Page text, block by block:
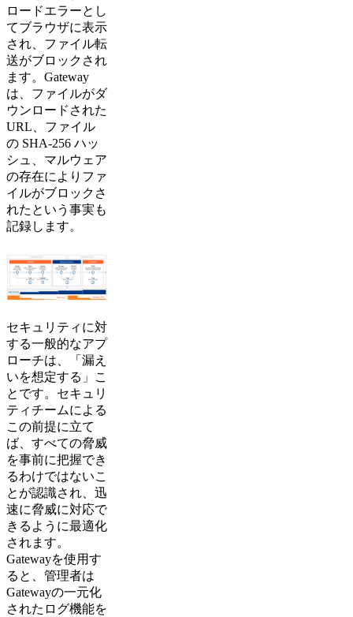
ロードエラーとし
てブラウザに表示
され、ファイル転
送がブロックされ
ます。Gateway
は、ファイルがダ
ウンロードされた
URL、ファイル
の SHA-256 ハッ
シュ、マルウェア
の存在によりファ
イルがブロックさ
れたという事実も
記録します。
セキュリティに対
する一般的なアプ
ローチは、「漏え
いを想定する」こ
とです。セキュリ
ティチームによる
この前提に立て
ば、すべての脅威
を事前に把握でき
るわけではないこ
とが認識され、迅
速に脅威に対応で
きるように最適化
されます。
Gatewayを使用す
ると、管理者は
Gatewayの一元化
されたログ機能を